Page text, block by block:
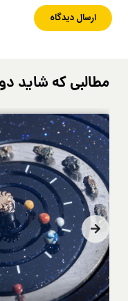
مطالبی که شاید